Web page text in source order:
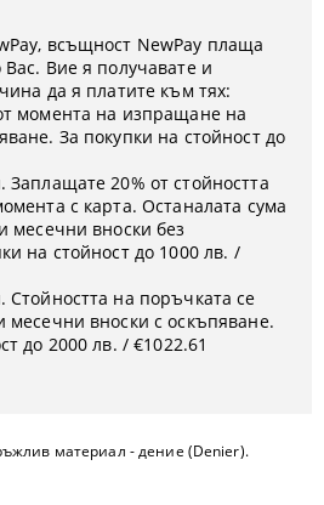
материал - дение (Denier).
всъщност NewPay плаща
Вие я получавате и
да я платите към тях:
момента на изпращане на
За покупки на стойност до
20% от стойността
с карта. Останалата сума
месечни вноски без
на стойност до 1000 лв. /
на поръчката се
месечни вноски с оскъпяване.
до 2000 лв. / €1022.61